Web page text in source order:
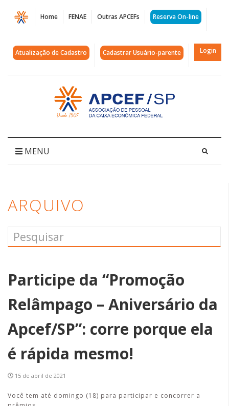
Página
Arquivos
aniversário
Home FENAE Outras APCEFs Reserva On-line
Atualização de Cadastro Cadastrar Usuário-parente Login
Acessar
página
inicial
MENU
ARQUIVO
Participe da “Promoção
Relâmpago – Aniversário da
Apcef/SP”: corre porque ela
é rápida mesmo!
15 de abril de 2021
Você tem até domingo (18) para participar e concorrer a